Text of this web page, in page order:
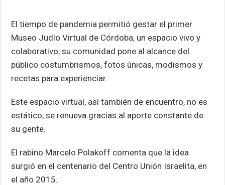
El tiempo de pandemia permitió gestar el primer
Museo Judío Virtual de Córdoba, un espacio vivo y
colaborativo, su comunidad pone al alcance del
público costumbrismos, fotos únicas, modismos y
recetas para experienciar.
Este espacio virtual, así también de encuentro, no es
estático, se renueva gracias al aporte constante de
su gente.
El rabino Marcelo Polakoff comenta que la idea
surgió en el centenario del Centro Unión Israelita, en
el año 2015.